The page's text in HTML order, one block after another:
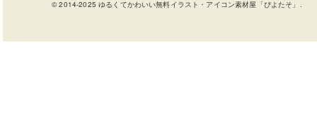
© 2014-2025 ゆるくてかわいい無料イラスト・アイコン素材屋「ぴよたそ」.